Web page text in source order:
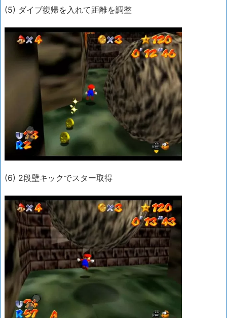
(5) ダイブ復帰を入れて距離を調整
(6) 2段壁キックでスター取得